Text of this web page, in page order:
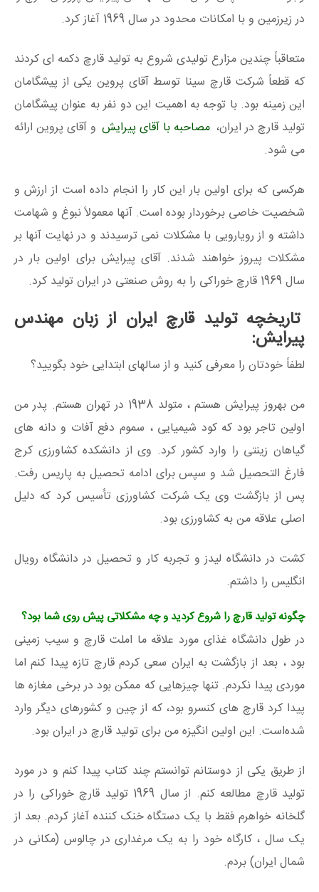
در زیرزمین و با امکانات محدود در سال 1969 آغاز کرد.
متعاقباً چندین مزارع تولیدی شروع به تولید قارچ دکمه ای کردند
که قطعاً شرکت قارچ سینا توسط آقای پروین یکی از پیشگامان
این زمینه بود. با توجه به اهمیت این دو نفر به عنوان پیشگامان
تولید قارچ در ایران، مصاحبه با آقای پیرایش و آقای پروین ارائه
می شود.
هرکسی که برای اولین بار این کار را انجام داده است از ارزش و
شخصیت خاصی برخوردار بوده است. آنها معمولاً نبوغ و شهامت
داشته و از رویارویی با مشکلات نمی ترسیدند و در نهایت آنها بر
مشکلات پیروز خواهند شدند. آقای پیرایش برای اولین بار در
سال 1969 قارچ خوراکی را به روش صنعتی در ایران تولید کرد.
تاریخچه تولید قارچ ایران از زبان مهندس
پیرایش:
لطفاً خودتان را معرفی کنید و از سالهای ابتدایی خود بگویید؟
من بهروز پیرایش هستم ، متولد 1938 در تهران هستم. پدر من
اولین تاجر بود که کود شیمیایی ، سموم دفع آفات و دانه های
گیاهان زینتی را وارد کشور کرد. وی از دانشکده کشاورزی کرج
فارغ التحصیل شد و سپس برای ادامه تحصیل به پاریس رفت.
پس از بازگشت وی یک شرکت کشاورزی تأسیس کرد که دلیل
اصلی علاقه من به کشاورزی بود.
کشت در دانشگاه لیدز و تجربه کار و تحصیل در دانشگاه رویال
انگلیس را داشتم.
چگونه تولید قارچ را شروع کردید و چه مشکلاتی پیش روی شما بود؟
در طول دانشگاه غذای مورد علاقه ما املت قارچ و سیب زمینی
بود ، بعد از بازگشت به ایران سعی کردم قارچ تازه پیدا کنم اما
موردی پیدا نکردم. تنها چیزهایی که ممکن بود در برخی مغازه ها
پیدا کرد قارچ های کنسرو بود، که از چین و کشورهای دیگر وارد
شده‌است. این اولین انگیزه من برای تولید قارچ در ایران بود.
از طریق یکی از دوستانم توانستم چند کتاب پیدا کنم و در مورد
تولید قارچ مطالعه کنم. از سال 1969 تولید قارچ خوراکی را در
گلخانه خواهرم فقط با یک دستگاه خنک کننده آغاز کردم. بعد از
یک سال ، کارگاه خود را به یک مرغداری در چالوس (مکانی در
شمال ایران) بردم.